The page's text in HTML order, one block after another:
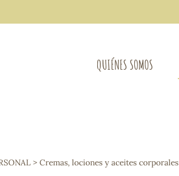
QUIÉNES SOMOS
Osteo-articular
Mujer
> Cremas, lociones y aceites corporales